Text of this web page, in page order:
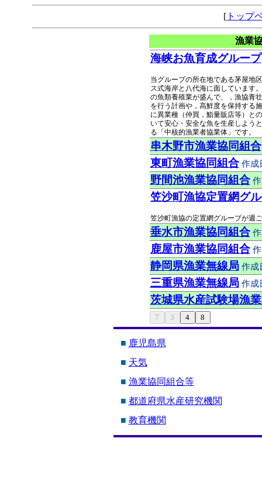
[ トップ
漁業
海峡お魚育成グループ
当グループの所在地である茅屋地
ス式海岸と八代海に面しています
の魚類養殖業が盛んで、，漁協青
を行う計画や，高鮮度を保持する
に異業種（仲買，鮨量販店等）と
いて安心・安全な魚を生産しよう
る「中核的漁業者協業体」です。
串木野市漁業協同組合
東町漁業協同組合作成
野間池漁業協同組合作
笠沙町漁協定置網グ
笠沙町漁協の定置網グループが週
垂水市漁業協同組合作
鹿屋市漁業協同組合作
静岡県漁業無線局作成
三重県漁業無線局作成
茨城県水産試験場漁
■ 鹿児島県
■ 天気
■ 漁業協同組合等
■ 都道府県水産研究機関
■ 教育機関